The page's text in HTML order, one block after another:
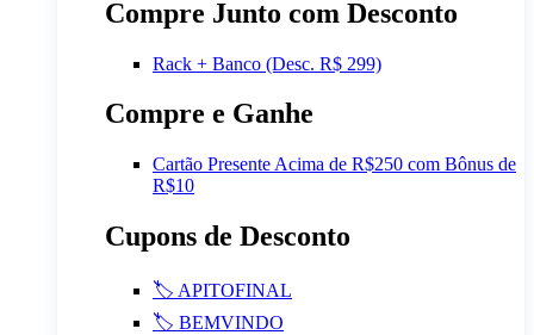
Compre Junto com Desconto
Rack + Banco (Desc. R$ 299)
Compre e Ganhe
Cartão Presente Acima de R$250 com Bônus de
R$10
Cupons de Desconto
🏷️ APITOFINAL
🏷️ BEMVINDO